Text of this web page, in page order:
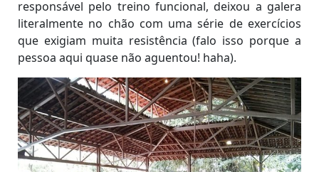
responsável pelo treino funcional, deixou a galera
literalmente no chão com uma série de exercícios
que exigiam muita resistência (falo isso porque a
pessoa aqui quase não aguentou! haha).